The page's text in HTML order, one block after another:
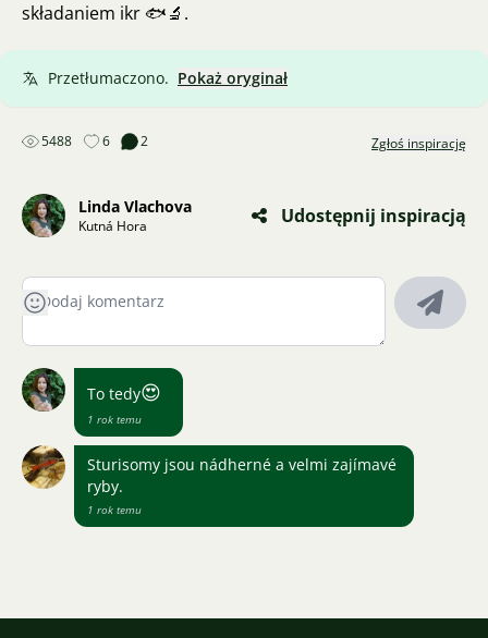
składaniem ikr 🐟🔬.
Przetłumaczono. Pokaż oryginał
5488 6 2 Zgłoś inspirację
Linda Vlachova
Kutná Hora Udostępnij inspiracją
To tedy😍
1 rok temu
Sturisomy jsou nádherné a velmi zajímavé
ryby.
1 rok temu